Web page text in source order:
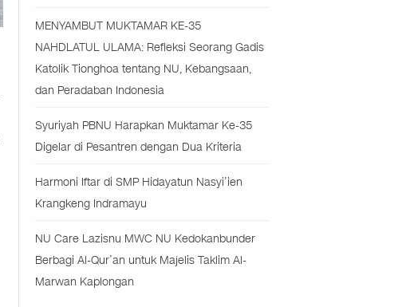
MENYAMBUT MUKTAMAR KE-35
NAHDLATUL ULAMA: Refleksi Seorang Gadis
Katolik Tionghoa tentang NU, Kebangsaan,
dan Peradaban Indonesia
Syuriyah PBNU Harapkan Muktamar Ke-35
Digelar di Pesantren dengan Dua Kriteria
Harmoni Iftar di SMP Hidayatun Nasyi’ien
Krangkeng Indramayu
NU Care Lazisnu MWC NU Kedokanbunder
Berbagi Al-Qur’an untuk Majelis Taklim Al-
Marwan Kaplongan